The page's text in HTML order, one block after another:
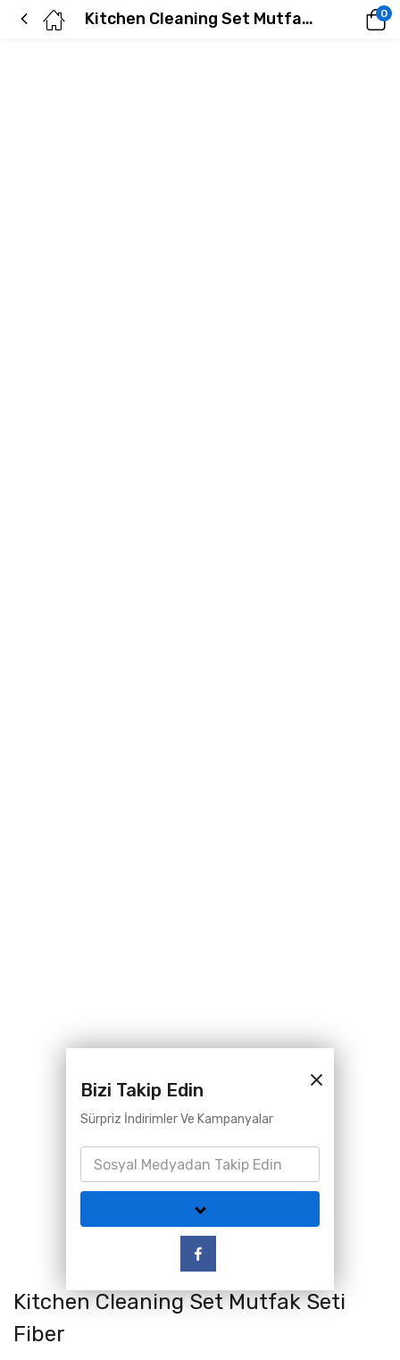
Kitchen Cleaning Set Mutfak Seti Fiber 0
Kitchen Cleaning Set Mutfak Seti
Fiber
Bizi Takip Edin
Sürpriz İndirimler Ve Kampanyalar